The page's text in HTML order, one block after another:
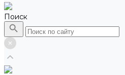
Поиск